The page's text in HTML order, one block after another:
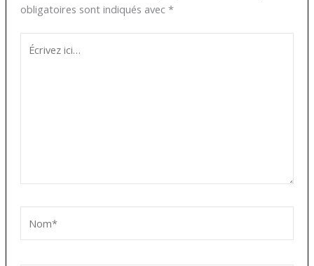
obligatoires sont indiqués avec *
Écrivez
ici…